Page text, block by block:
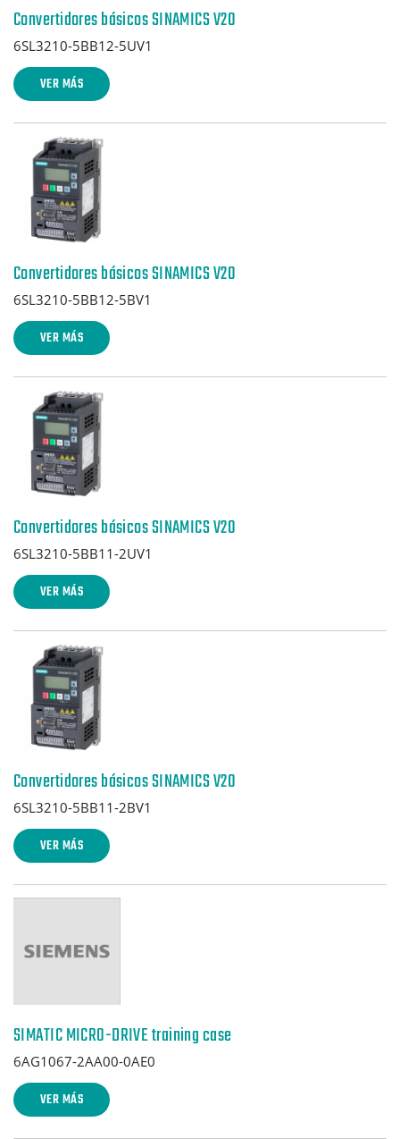
Convertidores básicos SINAMICS V20
6SL3210-5BB12-5UV1
VER MÁS
Convertidores básicos SINAMICS V20
6SL3210-5BB12-5BV1
VER MÁS
Convertidores básicos SINAMICS V20
6SL3210-5BB11-2UV1
VER MÁS
Convertidores básicos SINAMICS V20
6SL3210-5BB11-2BV1
VER MÁS
SIMATIC MICRO-DRIVE training case
6AG1067-2AA00-0AE0
VER MÁS